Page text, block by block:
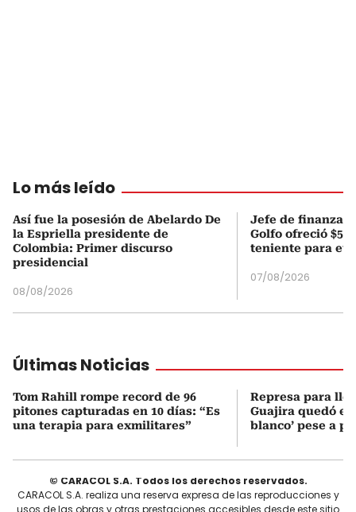
Lo más leído
Así fue la posesión de Abelardo De
la Espriella presidente de
Colombia: Primer discurso
presidencial
08/08/2026
Jefe de finanzas
Golfo ofreció
teniente para
07/08/2026
Últimas Noticias
Tom Rahill rompe record de 96
pitones capturadas en 10 días: “Es
una terapia para exmilitares”
Represa para
Guajira quedó en
blanco’ pese a
© CARACOL S.A. Todos los derechos reservados.
CARACOL S.A. realiza una reserva expresa de las reproducciones y
usos de las obras y otras prestaciones accesibles desde este sitio